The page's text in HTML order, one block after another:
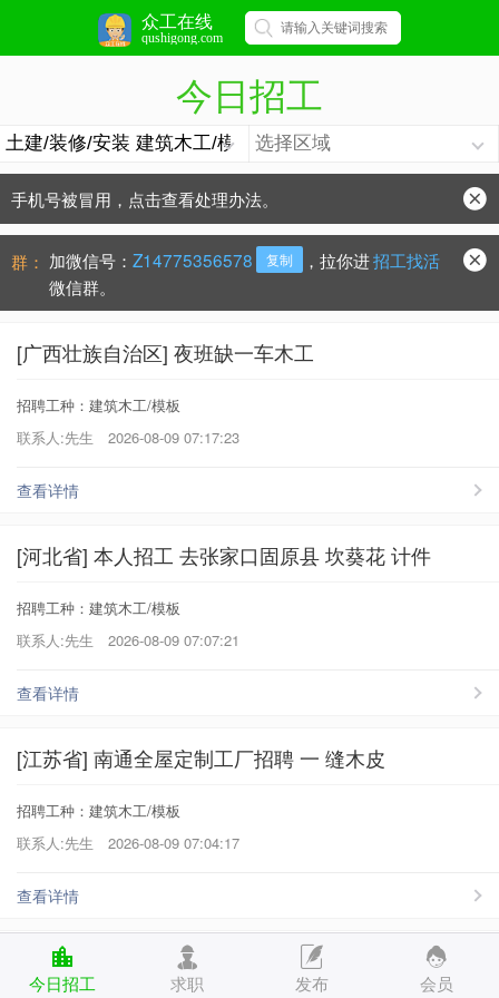
众工在线
qushigong.com
今日招工
手机号被冒用，点击查看处理办法。
防骗常识：学会这些不上当？
群： 加微信号： Z14775356578 复制 ，拉你进招工找活
微信群。
[广西壮族自治区] 夜班缺一车木工
招聘工种：建筑木工/模板
联系人:先生
2026-08-09 07:17:23
查看详情
[河北省] 本人招工 去张家口固原县 坎葵花 计件
招聘工种：建筑木工/模板
联系人:先生
2026-08-09 07:07:21
查看详情
[江苏省] 南通全屋定制工厂招聘 一 缝木皮
招聘工种：建筑木工/模板
联系人:先生
2026-08-09 07:04:17
查看详情
[河北省] 用打板师傅两个 小工一名 长期工
今日招工 求职 发布 会员